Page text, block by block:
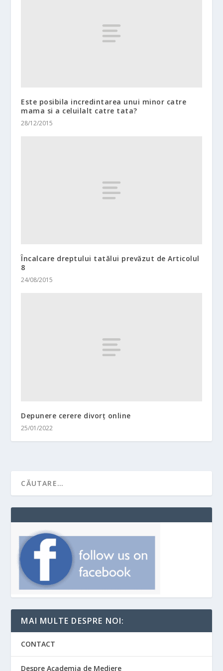
Este posibila incredintarea unui minor catre
mama si a celuilalt catre tata?
28/12/2015
Încalcare dreptului tatălui prevăzut de Articolul
8
24/08/2015
Depunere cerere divorț online
25/01/2022
MAI MULTE DESPRE NOI:
CONTACT
Despre Academia de Mediere